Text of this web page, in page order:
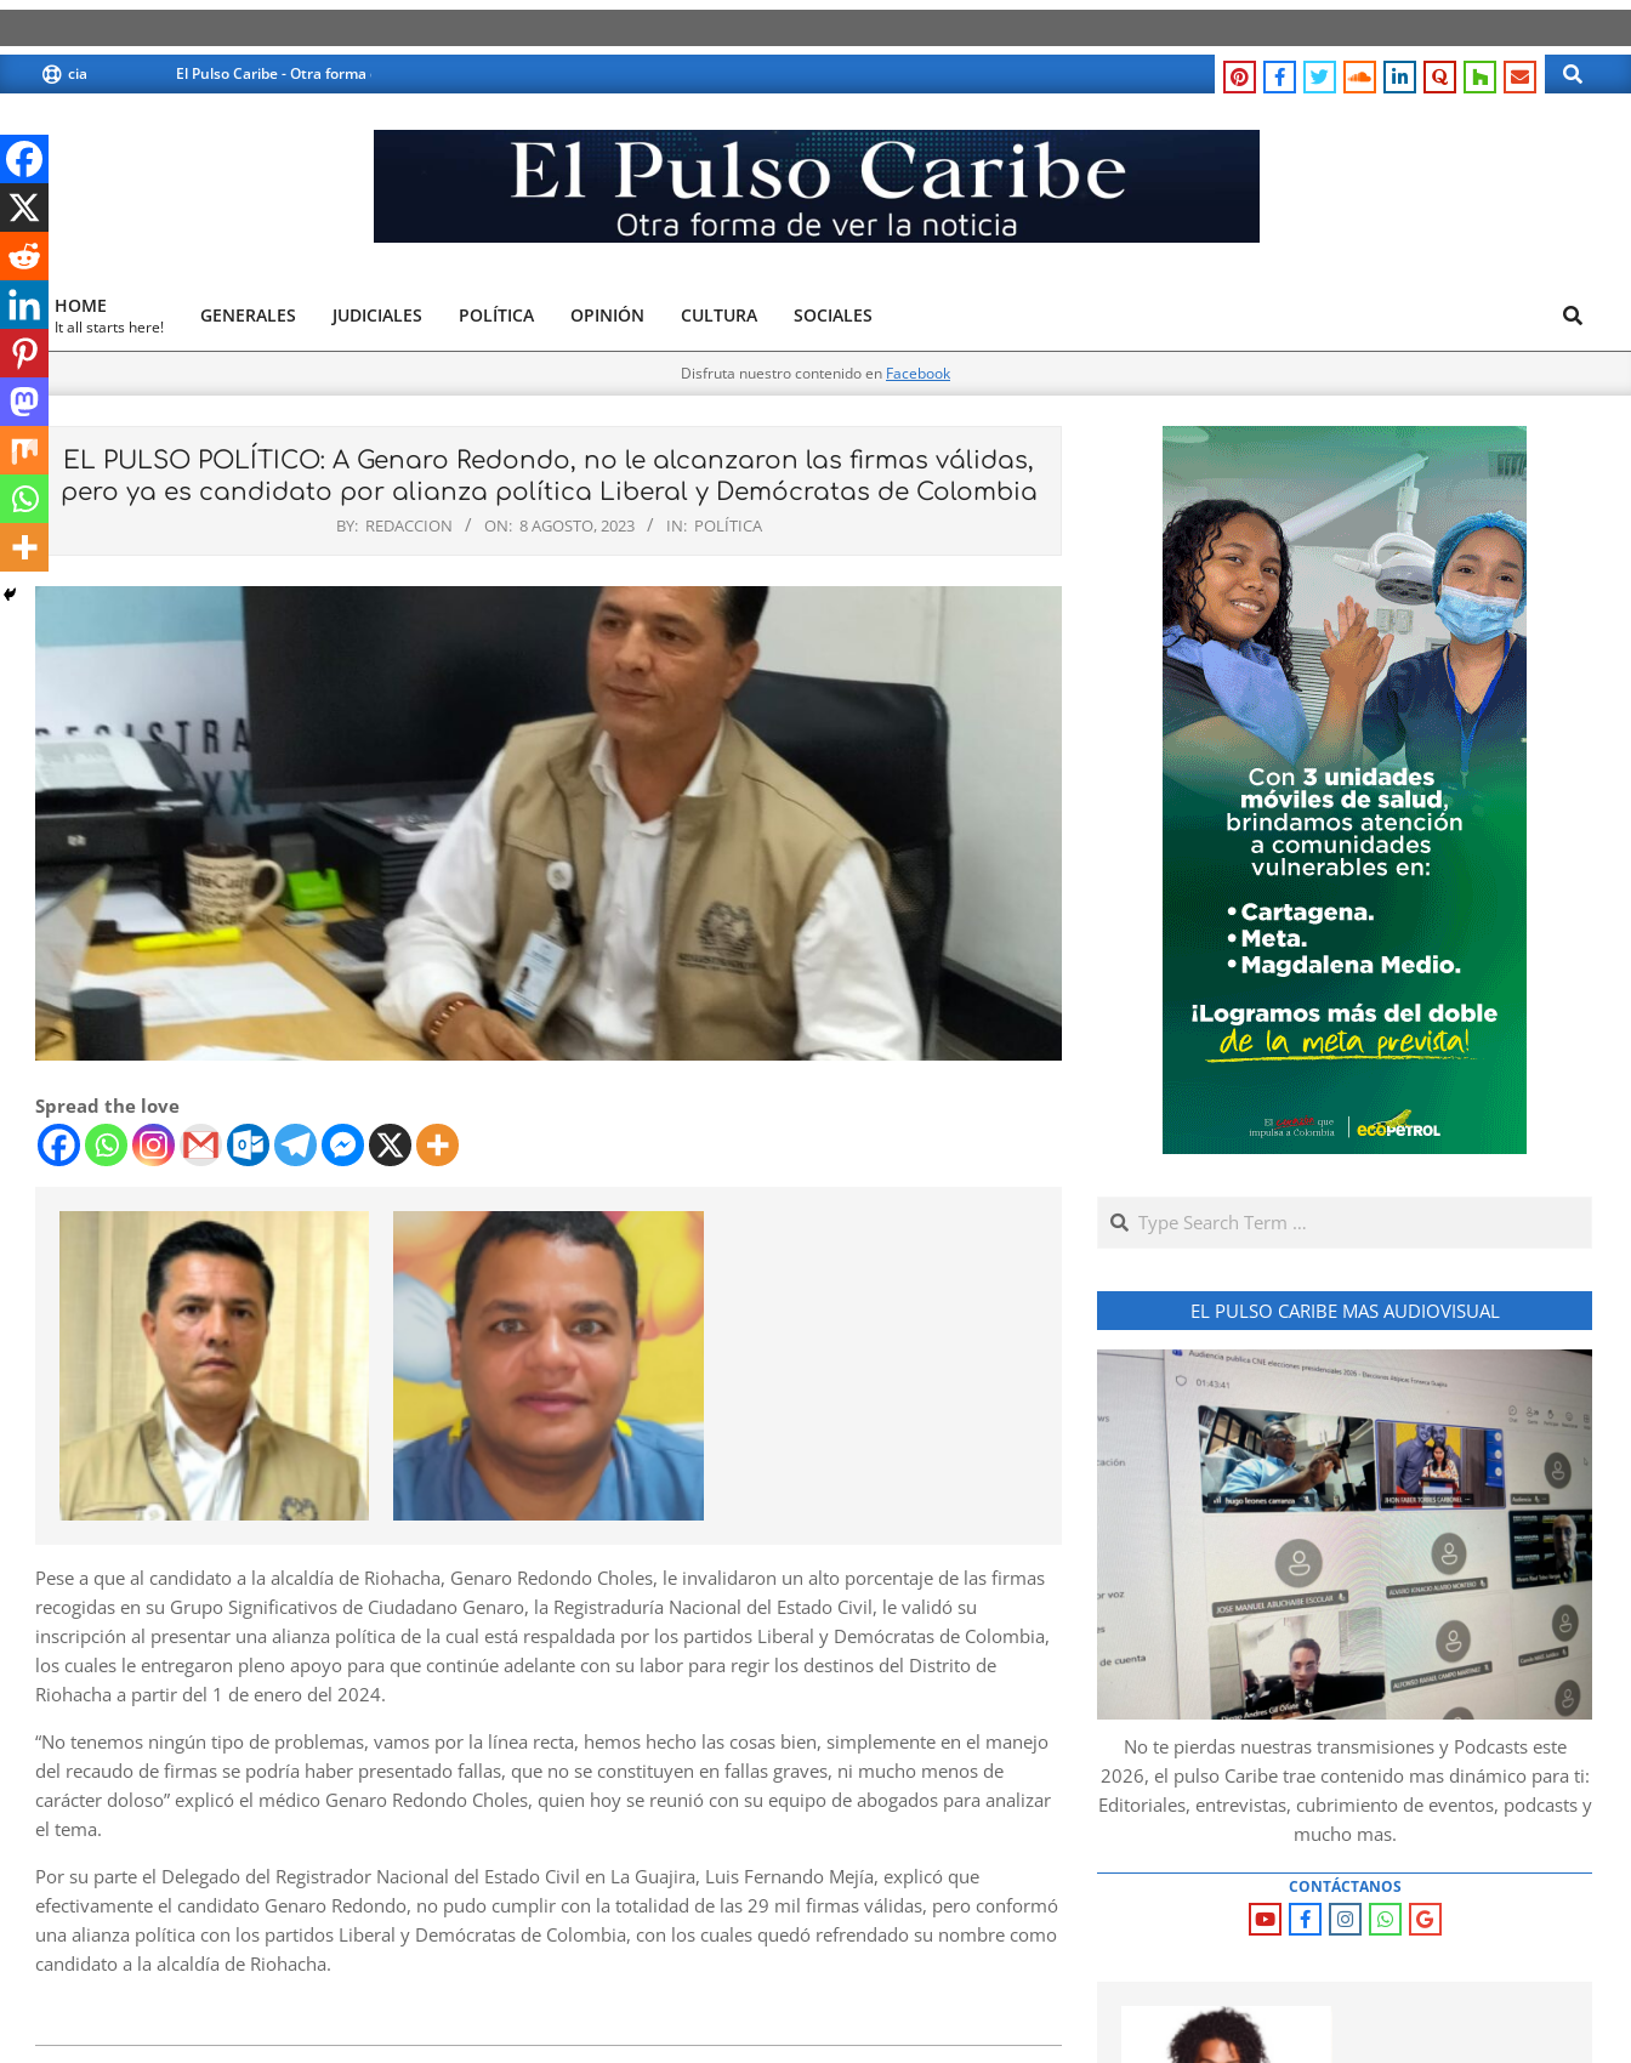
to
El Pulso Caribe - Otra forma de ver la noticia Search
El
Caribe
Primary
Navigation
Menu
HOME
It all starts here!
GENERALES JUDICIALES POLÍTICA OPINIÓN CULTURA SOCIALES Search
Disfruta nuestro contenido en Facebook
EL PULSO POLÍTICO: A Genaro Redondo, no le alcanzaron las firmas válidas,
pero ya es candidato por alianza política Liberal y Demócratas de Colombia
BY: REDACCION ON: 8 AGOSTO, 2023 IN: POLÍTICA
Spread the love
Pese a que al candidato a la alcaldía de Riohacha, Genaro Redondo Choles, le invalidaron un alto porcentaje de las firmas
recogidas en su Grupo Significativos de Ciudadano Genaro, la Registraduría Nacional del Estado Civil, le validó su
inscripción al presentar una alianza política de la cual está respaldada por los partidos Liberal y Demócratas de Colombia,
los cuales le entregaron pleno apoyo para que continúe adelante con su labor para regir los destinos del Distrito de
Riohacha a partir del 1 de enero del 2024.
“No tenemos ningún tipo de problemas, vamos por la línea recta, hemos hecho las cosas bien, simplemente en el manejo
del recaudo de firmas se podría haber presentado fallas, que no se constituyen en fallas graves, ni mucho menos de
carácter doloso” explicó el médico Genaro Redondo Choles, quien hoy se reunió con su equipo de abogados para analizar
el tema.
Por su parte el Delegado del Registrador Nacional del Estado Civil en La Guajira, Luis Fernando Mejía, explicó que
efectivamente el candidato Genaro Redondo, no pudo cumplir con la totalidad de las 29 mil firmas válidas, pero conformó
una alianza política con los partidos Liberal y Demócratas de Colombia, con los cuales quedó refrendado su nombre como
candidato a la alcaldía de Riohacha.
Search
EL PULSO CARIBE MAS AUDIOVISUAL
No te pierdas nuestras transmisiones y Podcasts este
2026, el pulso Caribe trae contenido mas dinámico para ti:
Editoriales, entrevistas, cubrimiento de eventos, podcasts y
mucho mas.
CONTÁCTANOS